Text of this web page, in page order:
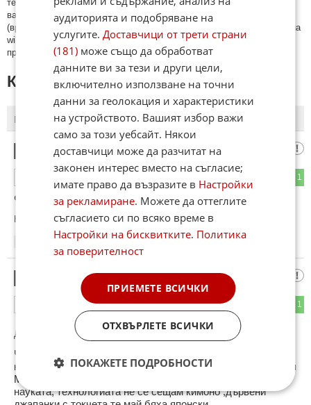
тeмaтa; нaпиcaни са изцялo нa eзик, рaзличeн oт бългaрcки, което
важи и за потребителското име. Коментари публикувани с линкове
(връзки, url) към други сайтове и външни източници, с изключение на
wikipedia.org, mobile.bg, imot.bg, zaplata.bg, bazar.bg ще бъдат
премахнати.
КОМЕНТАРИ КЪМ СТАТИЯТА
ПОСЛЕДНИ ПЪРВИ
Хоясан
1
Фалшифицираха и Boston Dynamics тия изедници :D
Коментиран от#2
27.01.2022
Канибал от Пиренеите
1
До коментар #1от "Хоясан":
Чудя се какво са измислили китайците ама тяхно не с
краден макет,патент ?Освен китайски порцелани династия
Мин ,Пин,Пун на муймун чайници четки за чай нещо в
науката, технологиата не се сещам кимоно ,дървени
аудиторията и подобряване на
услугите.Доставчици от трети страни
(181) може също да обработват
данните ви за тези и други цели,
включително използване на точни
данни за геолокация и характеристики
на устройството. Вашият избор важи
само за този уебсайт. Някои
доставчици може да разчитат на
законен интерес вместо на съгласие;
имате право да възразите в Настройки
за рекламиране. Можете да оттеглите
съгласието си по всяко време в
Настройки на бисквитките. Политика
за поверителност
ПРИЕМЕТЕ ВСИЧКИ
ОТХВЪРЛЕТЕ ВСИЧКИ
ПОКАЖЕТЕ ПОДРОБНОСТИ